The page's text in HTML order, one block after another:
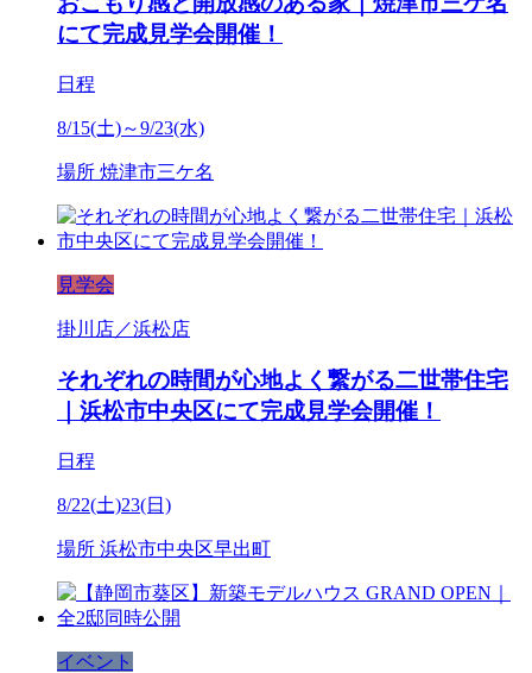
にて完成見学会開催！
日程
8/15(土)～9/23(水)
場所 焼津市三ケ名
見学会
掛川店／浜松店
それぞれの時間が心地よく繋がる二世帯住宅
｜浜松市中央区にて完成見学会開催！
日程
8/22(土)23(日)
場所 浜松市中央区早出町
イベント